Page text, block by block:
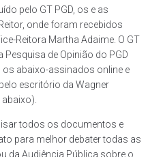
pelo GT PGD, os e as
onde foram recebidos
Reitora Martha Adaime. O GT
de Opinião do PGD
abaixo-assinados online e
escritório da Wagner
todos os documentos e
para melhor debater todas as
da Audiência Pública sobre o